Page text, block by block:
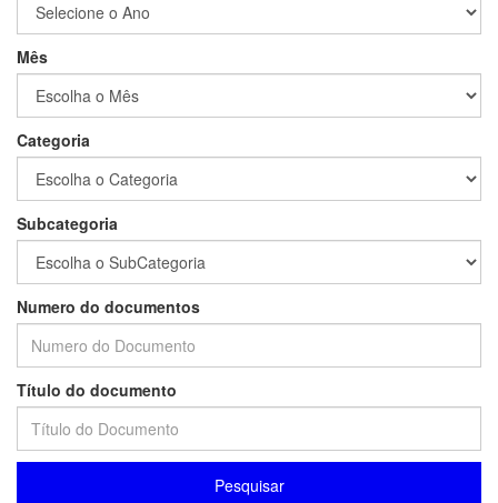
Mês
Categoria
Subcategoria
Numero do documentos
Título do documento
Pesquisar